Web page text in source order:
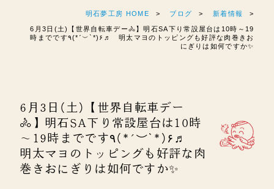
明石夢工房 HOME ブログ 新着情報
6月3日(土)【世界自転車デー🚴】明石SA下り常設屋台は10時～19
時までです٩(*ˊ︶`*)۶♬ 明太マヨのトッピングも好評な肉巻きお
にぎりは如何ですか✨
6月3日(土)【世界自転車デー
🚴】明石SA下り常設屋台は10時
～19時までです٩(*ˊ︶`*)۶♬
明太マヨのトッピングも好評な肉
巻きおにぎりは如何ですか✨